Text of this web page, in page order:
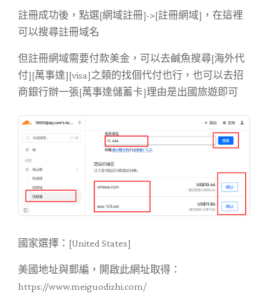
註冊成功後，點選[網域註冊]->[註冊網域]，在這裡
可以搜尋註冊域名
但註冊網域需要付款美金，可以去鹹魚搜尋[海外代
付][萬事達][visa]之類的找個代付也行，也可以去招
商銀行辦一張[萬事達儲蓄卡]理由是出國旅遊即可
國家選擇：[United States]
美國地址與郵編，開啟此網址取得：
https://www.meiguodizhi.com/